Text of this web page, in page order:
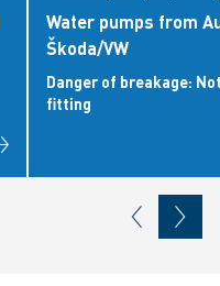
Water pumps from
Škoda/VW
Danger of breakage:
fitting